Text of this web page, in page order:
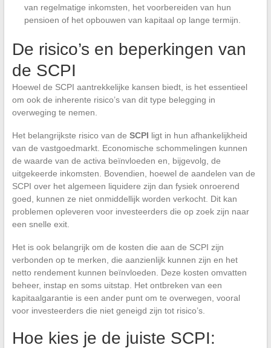
van regelmatige inkomsten, het voorbereiden van hun
pensioen of het opbouwen van kapitaal op lange termijn.
De risico’s en beperkingen van
de SCPI
Hoewel de SCPI aantrekkelijke kansen biedt, is het essentieel
om ook de inherente risico’s van dit type belegging in
overweging te nemen.
Het belangrijkste risico van de SCPI ligt in hun afhankelijkheid
van de vastgoedmarkt. Economische schommelingen kunnen
de waarde van de activa beïnvloeden en, bijgevolg, de
uitgekeerde inkomsten. Bovendien, hoewel de aandelen van de
SCPI over het algemeen liquidere zijn dan fysiek onroerend
goed, kunnen ze niet onmiddellijk worden verkocht. Dit kan
problemen opleveren voor investeerders die op zoek zijn naar
een snelle exit.
Het is ook belangrijk om de kosten die aan de SCPI zijn
verbonden op te merken, die aanzienlijk kunnen zijn en het
netto rendement kunnen beïnvloeden. Deze kosten omvatten
beheer, instap en soms uitstap. Het ontbreken van een
kapitaalgarantie is een ander punt om te overwegen, vooral
voor investeerders die niet geneigd zijn tot risico’s.
Hoe kies je de juiste SCPI: